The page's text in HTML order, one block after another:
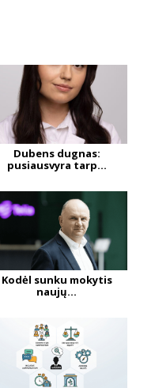
Dubens dugnas:
pusiausvyra tarp...
Kodėl sunku mokytis
naujų...